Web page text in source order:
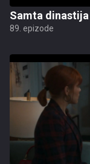
Samta dinastija
89. epizode